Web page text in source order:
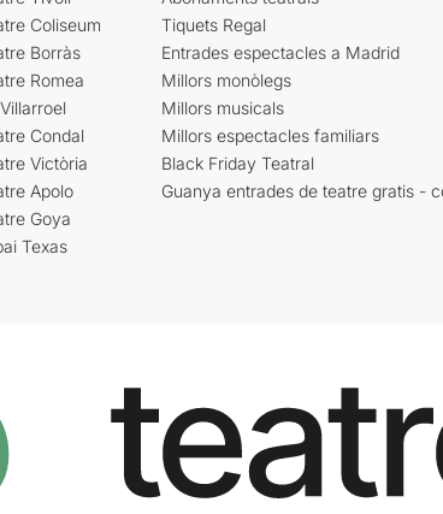
Coliseum
Borràs
Romea
Condal
Victòria
Apolo
Goya
Texas
Tiquets Regal
Entrades espectacles a Madrid
Millors monòlegs
Millors musicals
Millors espectacles familiars
Black Friday Teatral
Guanya entrades de teatre gratis -